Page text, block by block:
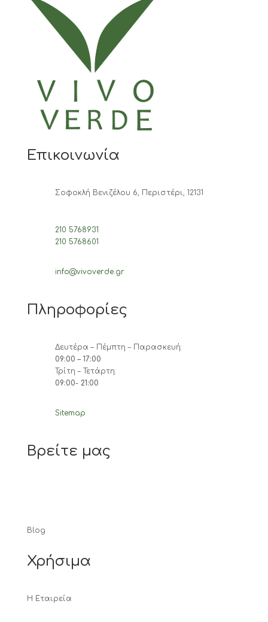
Επικοινωνία
Σοφοκλή Βενιζέλου 6, Περιστέρι, 12131
210 5768931
210 5768601
info@vivoverde.gr
Πληροφορίες
Δευτέρα – Πέμπτη – Παρασκευή:
09:00 – 17:00
Τρίτη – Τετάρτη:
09:00- 21:00
Sitemap
Βρείτε μας
Blog
Χρήσιμα
Η Εταιρεία